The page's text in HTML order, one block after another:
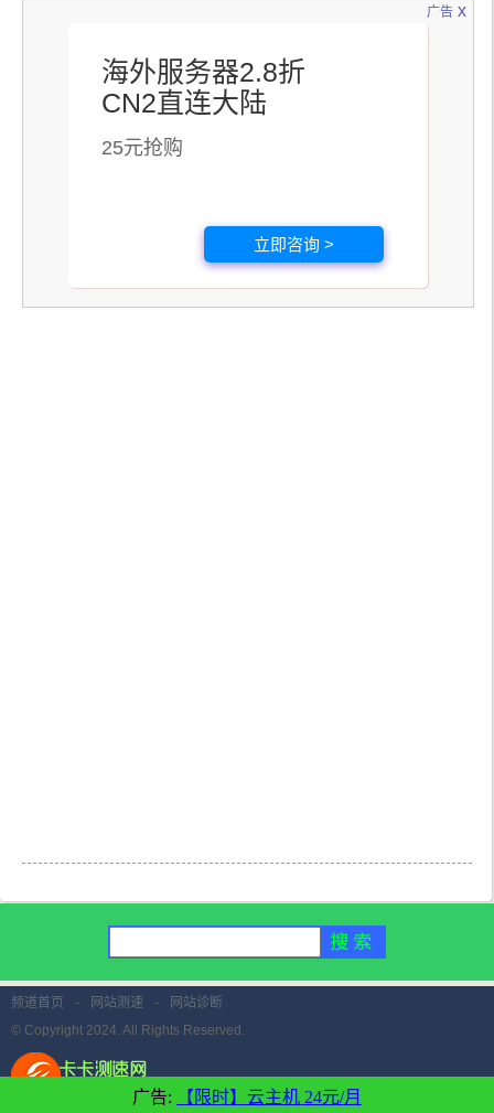
广告
海外服务器2.8折
CN2直连大陆
25元抢购
立即咨询 >
x
广告: 【限时】云主机 24元/月
频道首页 - 网站测速 -
网站诊断
© Copyright 2024. All Rights Reserved.